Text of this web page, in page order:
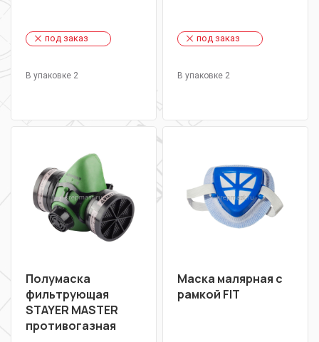
под заказ
В упаковке 2
под заказ
В упаковке 2
Полумаска
фильтрующая
STAYER MASTER
противогазная
Маска малярная с
рамкой FIT